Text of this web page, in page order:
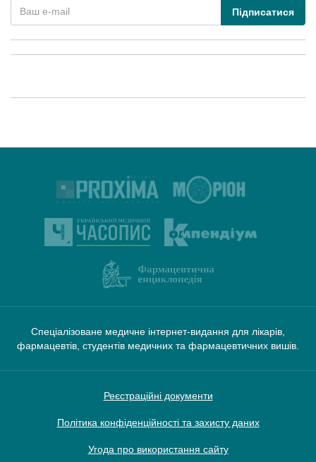
Підписатися
Спеціалізоване медичне інтернет-видання для лікарів,
фармацевтів, студентів медичних та фармацевтичних вишів.
Реєстраційні документи
Політика конфіденційності та захисту даних
Угода про використання сайту